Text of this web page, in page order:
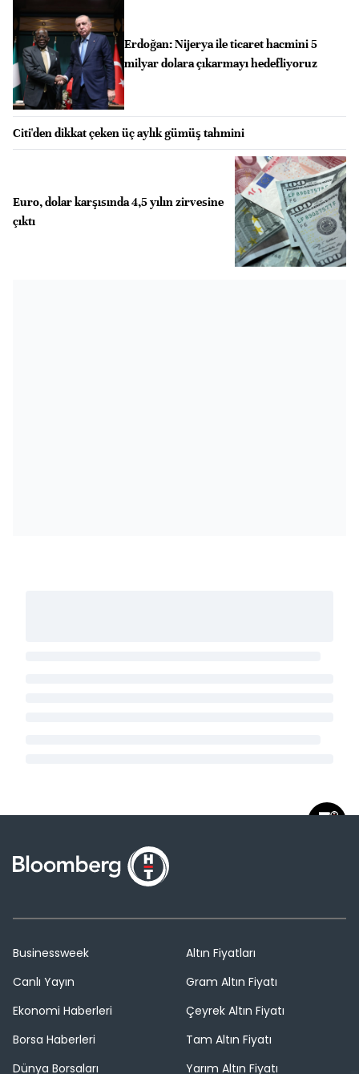
Erdoğan: Nijerya ile ticaret hacmini 5
milyar dolara çıkarmayı hedefliyoruz
Citi'den dikkat çeken üç aylık gümüş tahmini
Euro, dolar karşısında 4,5 yılın zirvesine
çıktı
Businessweek
Canlı Yayın
Ekonomi Haberleri
Borsa Haberleri
Dünya Borsaları
Altın Fiyatları
Gram Altın Fiyatı
Çeyrek Altın Fiyatı
Tam Altın Fiyatı
Yarım Altın Fiyatı